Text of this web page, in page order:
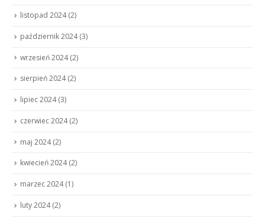
listopad 2024(2)
październik 2024(3)
wrzesień 2024(2)
sierpień 2024(2)
lipiec 2024(3)
czerwiec 2024(2)
maj 2024(2)
kwiecień 2024(2)
marzec 2024(1)
luty 2024(2)